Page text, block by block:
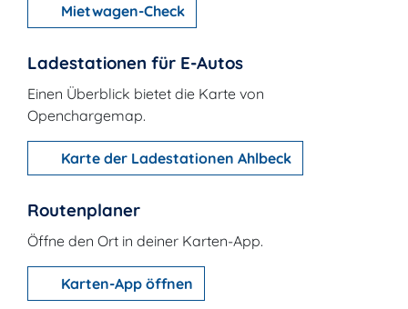
Mietwagen-Check
Ladestationen für E-Autos
Einen Überblick bietet die Karte von
Openchargemap.
Karte der Ladestationen Ahlbeck
Routenplaner
Öffne den Ort in deiner Karten-App.
Karten-App öffnen